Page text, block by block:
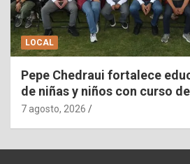
LOCAL
Pepe Chedraui fortalece
de niñas y niños con curso
7 agosto, 2026